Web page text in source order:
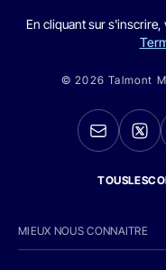
En cliquant sur
© 2026 Talmont
MIEUX NOUS CONNAITRE